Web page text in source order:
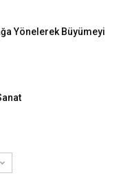
Yönelerek Büyümeyi